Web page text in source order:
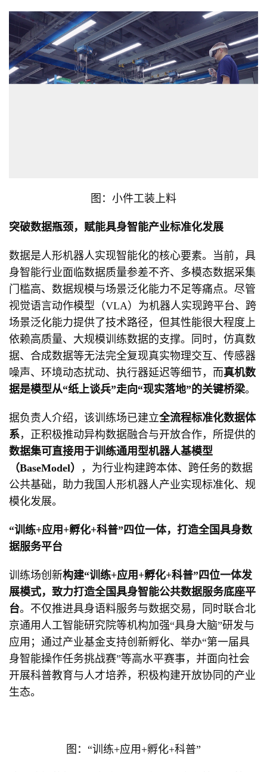
图：小件工装上料
突破数据瓶颈，赋能具身智能产业标准化发展
数据是人形机器人实现智能化的核心要素。当前，具
身智能行业面临数据质量参差不齐、多模态数据采集
门槛高、数据规模与场景泛化能力不足等痛点。尽管
视觉语言动作模型（VLA）为机器人实现跨平台、跨
场景泛化能力提供了技术路径，但其性能很大程度上
依赖高质量、大规模训练数据的支撑。同时，仿真数
据、合成数据等无法完全复现真实物理交互、传感器
噪声、环境动态扰动、执行器延迟等细节，而真机数
据是模型从“纸上谈兵”走向“现实落地”的关键桥梁。
据负责人介绍，该训练场已建立全流程标准化数据体
系，正积极推动异构数据融合与开放合作，所提供的
数据集可直接用于训练通用型机器人基模型
（BaseModel）
，为行业构建跨本体、跨任务的数据
公共基础，助力我国人形机器人产业实现标准化、规
模化发展。
“训练+应用+孵化+科普”四位一体，打造全国具身数
据服务平台
训练场创新构建“训练+应用+孵化+科普”四位一体发
展模式，致力打造全国具身智能公共数据服务底座平
台。不仅推进具身语料服务与数据交易，同时联合北
京通用人工智能研究院等机构加强“具身大脑”研发与
应用；通过产业基金支持创新孵化、举办“第一届具
身智能操作任务挑战赛”等高水平赛事，并面向社会
开展科普教育与人才培养，积极构建开放协同的产业
生态。